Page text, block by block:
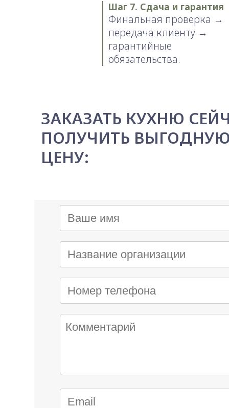
Шаг 7. Сдача и гарантия
Финальная проверка →
передача клиенту →
гарантийные
обязательства.
ЗАКАЗАТЬ КУХНЮ
ПОЛУЧИТЬ
ЦЕНУ: